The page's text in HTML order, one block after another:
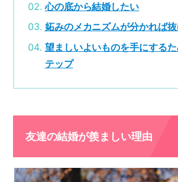
心の底から結婚したい
妬みのメカニズムが分かれば
望ましいよいものを手にする
テップ
友達の結婚が羨ましい理由